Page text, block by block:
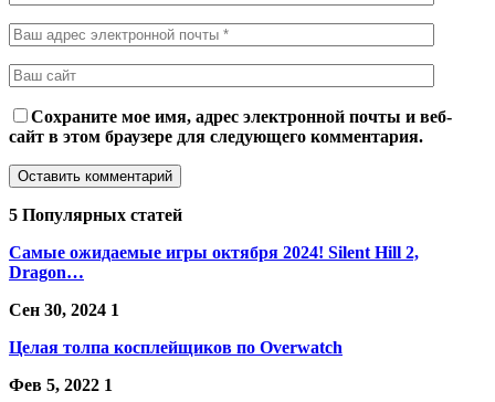
Сохраните мое имя, адрес электронной почты и веб-
сайт в этом браузере для следующего комментария.
5 Популярных статей
Самые ожидаемые игры октября 2024! Silent Hill 2,
Dragon…
Сен 30, 2024 1
Целая толпа косплейщиков по Overwatch
Фев 5, 2022 1